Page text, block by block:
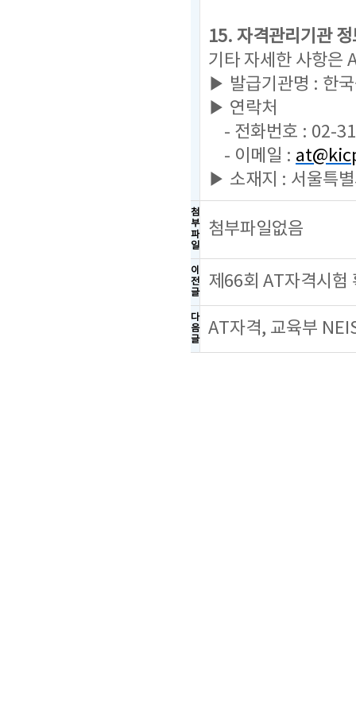
15. 자격관리기관 정
기타 자세한 사항은
▶ 발급기관명 : 한
▶ 연락처
- 전화번호 : 02-
- 이메일 :
▶ 소재지 : 서울특
첨
부
파
일
첨부파일없음
이
전
글
제66회 AT자격시험
다
음
글
AT자격, 교육부